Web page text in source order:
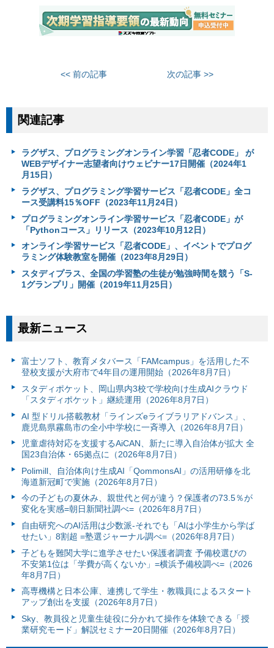
<< 前の記事 次の記事 >>
関連記事
ラグザス、プログラミングオンライン学習「忍者CODE」 が
WEBデザイナー志望者向けウェビナー17日開催（2024年1
月15日）
ラグザス、プログラミング学習サービス「忍者CODE」全コ
ース受講料15％OFF（2023年11月24日）
プログラミングオンライン学習サービス「忍者CODE」が
「Pythonコース」リリース（2023年10月12日）
オンライン学習サービス「忍者CODE」、イベントでプログ
ラミング体験教室を開催（2023年8月29日）
スタディプラス、全国の学習塾の生徒が勉強時間を競う「S-
1グランプリ」開催（2019年11月25日）
最新ニュース
富⼠ソフト、教育メタバース「FAMcampus」を活用した不
登校支援が大府市で4年目の運用開始（2026年8月7日）
スタディポケット、岡山県内3校で学校向け生成AIクラウド
「スタディポケット」継続運用（2026年8月7日）
AI 型ドリル搭載教材「ラインズeライブラリアドバンス」、
鹿児島県霧島市の全小中学校に一斉導入（2026年8月7日）
児童虐待対応を支援するAiCAN、新たに導入自治体が拡大 全
国23自治体・65拠点に（2026年8月7日）
Polimill、自治体向け生成AI「QommonsAI」の活用研修を北
海道新冠町で実施（2026年8月7日）
今の子どもの夏休み、親世代と何が違う？保護者の73.5％が
変化を実感=朝日新聞社調べ=（2026年8月7日）
自由研究へのAI活用は少数派-それでも「AIは小学生から学ば
せたい」8割超 =塾選ジャーナル調べ=（2026年8月7日）
子どもを難関大学に進学させたい保護者調査 予備校選びの
不安第1位は「学費が高くないか」=横浜予備校調べ=（2026
年8月7日）
高専機構と日本公庫、連携して学生・教職員によるスタート
アップ創出を支援（2026年8月7日）
Sky、教員役と児童生徒役に分かれて操作を体験できる「授
業研究モード」解説セミナー20日開催（2026年8月7日）